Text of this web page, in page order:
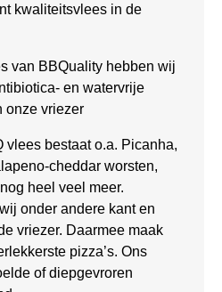
kwaliteitsvlees in de
van BBQuality hebben wij
en watervrije
onze vriezer
vlees bestaat o.a. Picanha,
cheddar worsten,
heel veel meer.
onder andere kant en
vriezer. Daarmee maak
pizza’s. Ons
of diepgevroren